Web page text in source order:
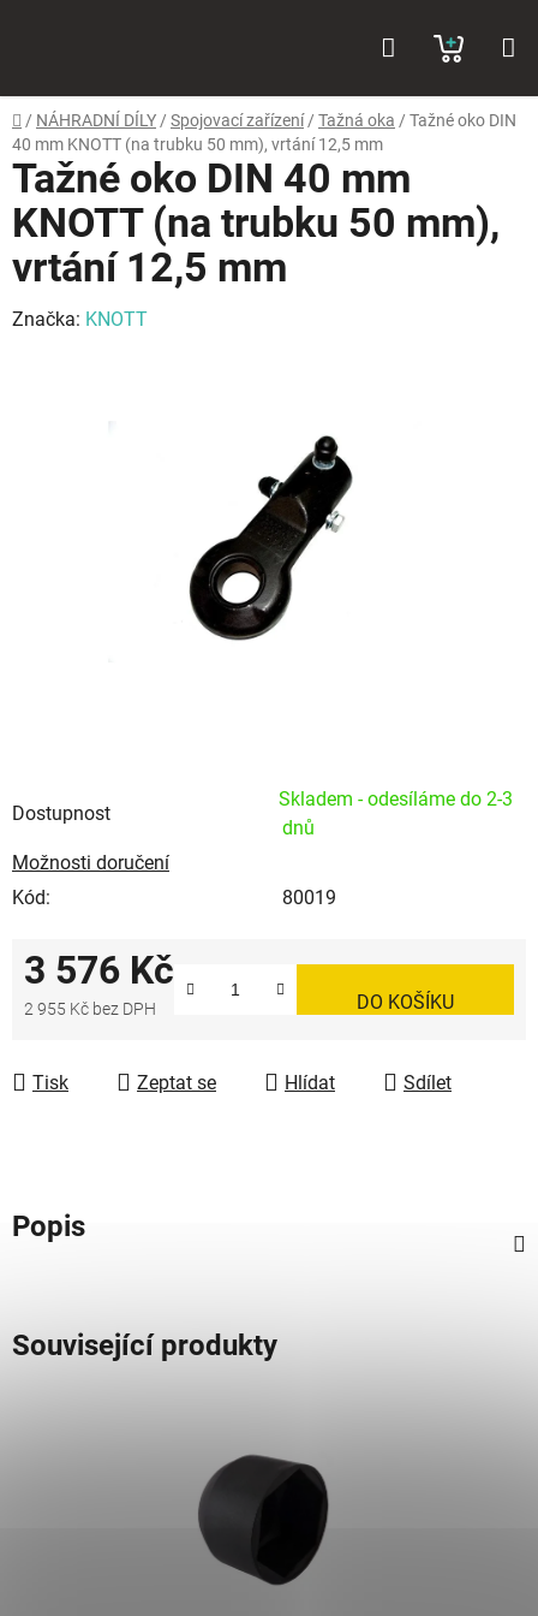
KOŠÍK
Domů
/ NÁHRADNÍ DÍLY / Spojovací zařízení / Tažná oka / Tažné oko DIN
40 mm KNOTT (na trubku 50 mm), vrtání 12,5 mm
Dostupnost
Skladem - odesíláme do 2-3
dnů
Možnosti doručení
Kód:
80019
3 576 Kč
2 955 Kč bez DPH DO KOŠÍKU
Tisk Zeptat se Hlídat Sdílet
Tažné oko DIN 40 mm
KNOTT (na trubku 50 mm),
vrtání 12,5 mm
Značka: KNOTT
Popis
Související produkty